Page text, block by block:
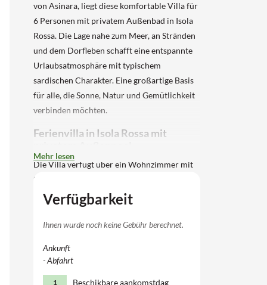
von Asinara, liegt diese komfortable Villa für
6 Personen mit privatem Außenbad in Isola
Rossa. Die Lage nahe zum Meer, an Stränden
und dem Dorfleben schafft eine entspannte
Urlaubsatmosphäre mit typischem
sardischen Charakter. Eine großartige Basis
für alle, die Sonne, Natur und Gemütlichkeit
verbinden möchten.
Ferienvilla in Isola Rossa mit
Die Villa verfügt über ein Wohnzimmer mit
Sitzecke, einen Essbereich und eine Küche
mit einem 4-Kocher-Herd, Ofen,
Geschirrspülmaschine und einem
Kühlschrank mit Gefrierschrank. Es gibt drei
eines davon hat ein ausklappbares Sofa für 2
Mehr lesen
Verfügbarkeit
Ihnen wurde noch keine Gebühr berechnet.
Ankunft
- Abfahrt
1 Beschikbare aankomstdag